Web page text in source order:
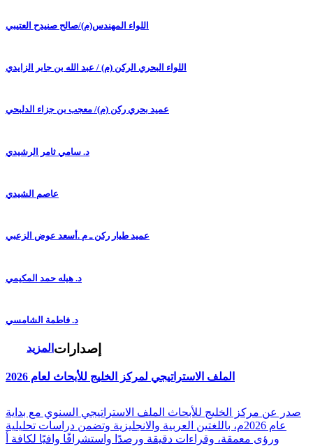
اللواء المهندس(م)/صالح صنيدح العتيبي
اللواء البحري الركن (م) / عبد الله بن جابر الزايدي
عميد بحري ركن (م)/ معجب بن جزاء الدلبحي
د. سامي ثامر الرشيدي
عاصم الشيدي
عميد طيار ركن ـ م .أسعد عوض الزعبي
د. هيله حمد المكيمي
د. فاطمة الشامسي
المزيد إصدارات
الملف الاستراتيجي لمركز الخليج للأبحاث لعام 2026
صدر عن مركز الخليج للأبحاث الملف الاستراتيجي السنوي مع بداية
عام 2026م، باللغتين العربية والانجليزية وتضمن دراسات تحليلية
ورؤى معمقة، وقراءات دقيقة ورصدًا واستشرافًا وافيًا لكافة أ